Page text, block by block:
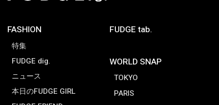
FASHION
特集
FUDGE dig.
ニュース
本日のFUDGE GIRL
FUDGE tab.
WORLD SNAP
TOKYO
PARIS